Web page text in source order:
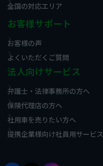
全国の対応エリア
お客様サポート
お客様の声
よくいただくご質問
法人向けサービス
弁護士・法律事務所の方へ
保険代理店の方へ
社用車を売りたい方へ
提携企業様向け社員用サービス